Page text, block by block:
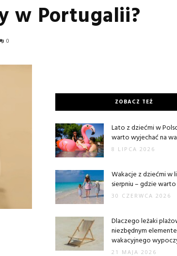
w Portugalii?
0
ZOBACZ TEŻ
Lato z dziećmi w
warto wyjechać na
8 LIPCA 2026
Wakacje z dziećmi w
sierpniu – gdzie
30 CZERWCA 2026
Dlaczego leżaki
niezbędnym
wakacyjnego
21 MAJA 2026